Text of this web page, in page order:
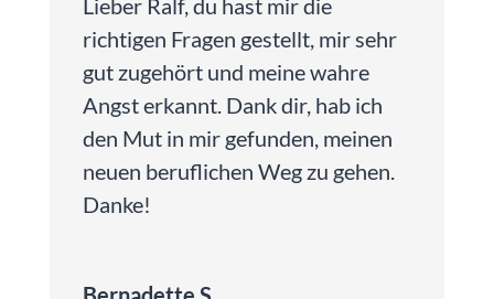
richtigen Fragen gestellt, mir sehr
gut zugehört und meine wahre
Angst erkannt. Dank dir, hab ich
den Mut in mir gefunden, meinen
neuen beruflichen Weg zu gehen.
Danke!